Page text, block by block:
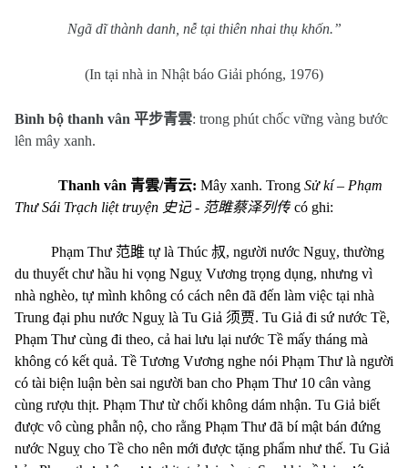
Ngã dĩ thành danh, nễ tại thiên nhai thụ khốn.”
(In tại nhà in Nhật báo Giải phóng, 1976)
Bình bộ thanh vân 平步青雲: trong phút chốc vững vàng bước
lên mây xanh.
Thanh vân 青雲/青云: Mây xanh. Trong Sử kí – Phạm
Thư Sái Trạch liệt truyện 史记 - 范雎蔡泽列传 có ghi:
Phạm Thư 范雎 tự là Thúc 叔, người nước Nguỵ, thường
du thuyết chư hầu hi vọng Nguỵ Vương trọng dụng, nhưng vì
nhà nghèo, tự mình không có cách nên đã đến làm việc tại nhà
Trung đại phu nước Nguỵ là Tu Giả 须贾. Tu Giả đi sứ nước Tề,
Phạm Thư cùng đi theo, cả hai lưu lại nước Tề mấy tháng mà
không có kết quả. Tề Tương Vương nghe nói Phạm Thư là người
có tài biện luận bèn sai người ban cho Phạm Thư 10 cân vàng
cùng rượu thịt. Phạm Thư từ chối không dám nhận. Tu Giả biết
được vô cùng phẫn nộ, cho rằng Phạm Thư đã bí mật bán đứng
nước Nguỵ cho Tề cho nên mới được tặng phẩm như thế. Tu Giả